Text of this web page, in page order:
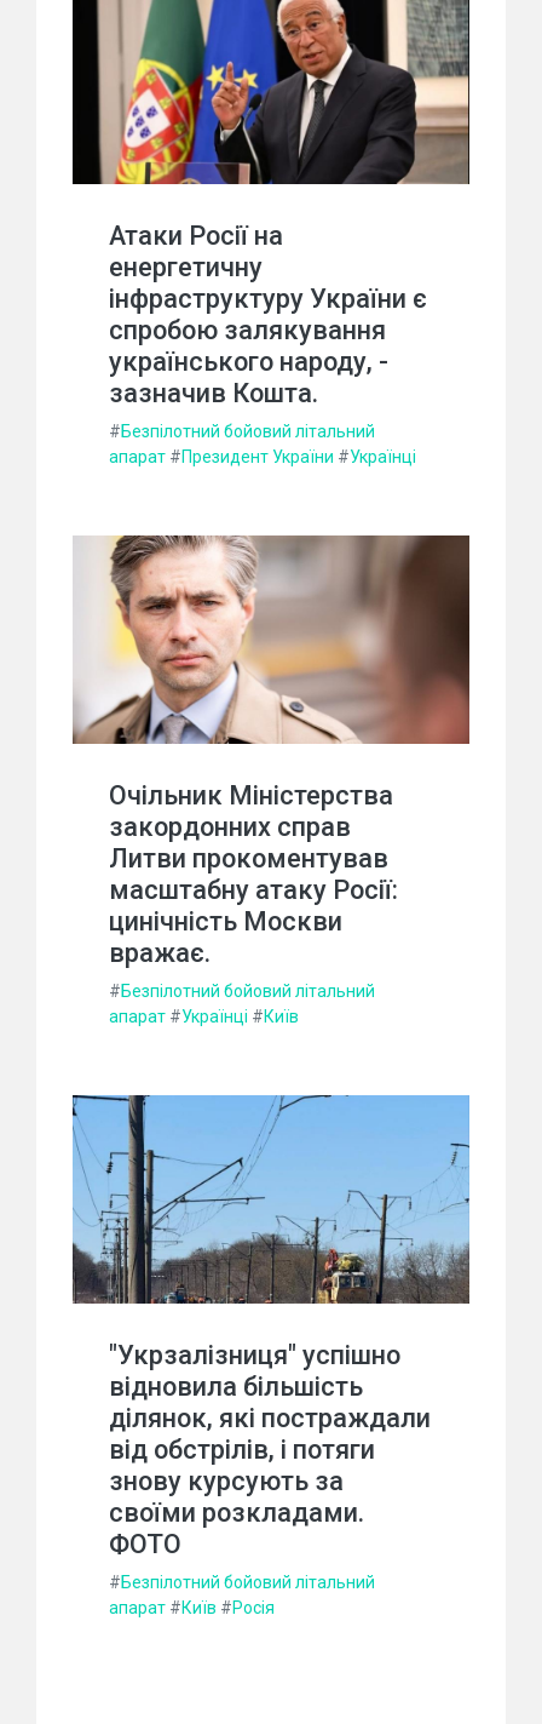
Атаки Росії на
енергетичну
інфраструктуру України є
спробою залякування
українського народу, -
зазначив Кошта.
#Безпілотний бойовий літальний
апарат #Президент України #Українці
Очільник Міністерства
закордонних справ
Литви прокоментував
масштабну атаку Росії:
цинічність Москви
вражає.
#Безпілотний бойовий літальний
апарат #Українці #Київ
"Укрзалізниця" успішно
відновила більшість
ділянок, які постраждали
від обстрілів, і потяги
знову курсують за
своїми розкладами.
ФОТО
#Безпілотний бойовий літальний
апарат #Київ #Росія